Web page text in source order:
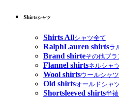
Shirtsシャツ
Shirts Allシャツ全て
RalphLauren shirtsラ
Brand shirteその他ブ
Flannel shirtsネルシャ
Wool shirtsウールシャツ
Old shirtsオールドシャ
Shortsleeved shirts半